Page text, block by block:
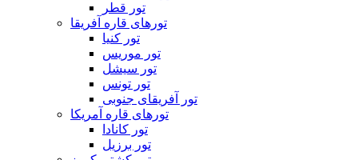
تور قطر
تورهای قاره آفریقا
تور کنیا
تور موریس
تور سیشل
تور تونس
تور آفریقای جنوبی
تورهای قاره آمریکا
تور کانادا
تور برزیل